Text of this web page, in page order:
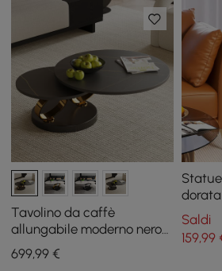
Tavolino da caffè
allungabile moderno nero
con piedistallo in metallo a
forma di anello
699,99 €
Saldi
159,99